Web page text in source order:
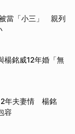
當「小三」 親列
楊銘威12年婚「無
年夫妻情 楊銘
容